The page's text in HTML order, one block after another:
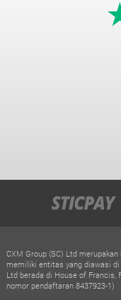
CXM Group (SC) Ltd
memiliki entitas yang diawasi
Ltd berada di House of Francis,
nomor pendaftaran 8437923-1)